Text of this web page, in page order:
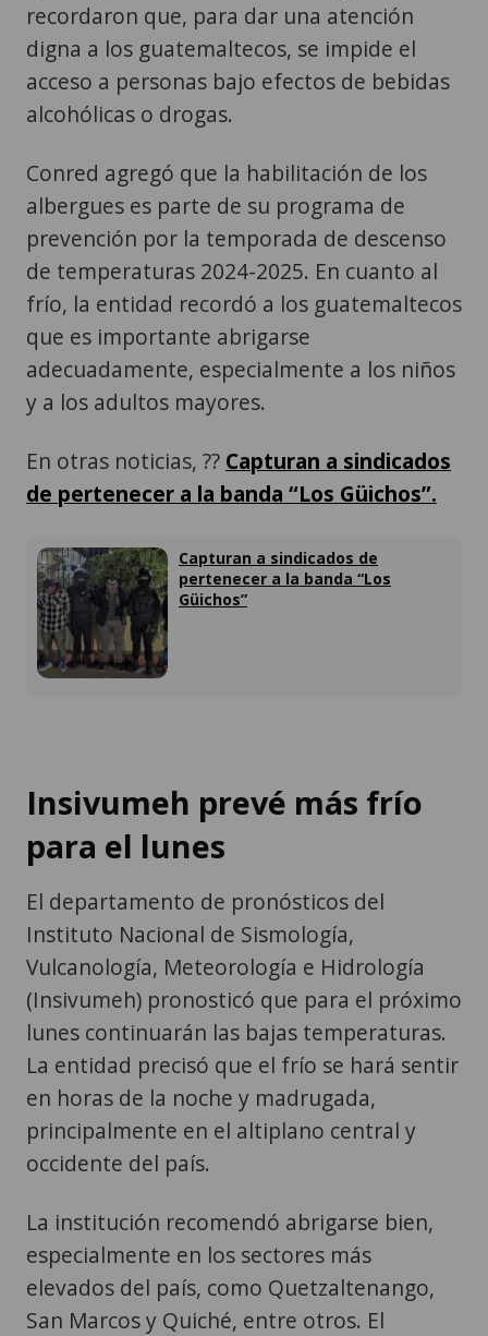
recordaron que, para dar una atención
digna a los guatemaltecos, se impide el
acceso a personas bajo efectos de bebidas
alcohólicas o drogas.
Conred agregó que la habilitación de los
albergues es parte de su programa de
prevención por la temporada de descenso
de temperaturas 2024-2025. En cuanto al
frío, la entidad recordó a los guatemaltecos
que es importante abrigarse
adecuadamente, especialmente a los niños
y a los adultos mayores.
En otras noticias, ?? Capturan a sindicados
de pertenecer a la banda “Los Güichos”.
Capturan a sindicados de
pertenecer a la banda “Los
Güichos”
Insivumeh prevé más frío
para el lunes
El departamento de pronósticos del
Instituto Nacional de Sismología,
Vulcanología, Meteorología e Hidrología
(Insivumeh) pronosticó que para el próximo
lunes continuarán las bajas temperaturas.
La entidad precisó que el frío se hará sentir
en horas de la noche y madrugada,
principalmente en el altiplano central y
occidente del país.
La institución recomendó abrigarse bien,
especialmente en los sectores más
elevados del país, como Quetzaltenango,
San Marcos y Quiché, entre otros. El